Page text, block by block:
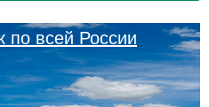
по всей России